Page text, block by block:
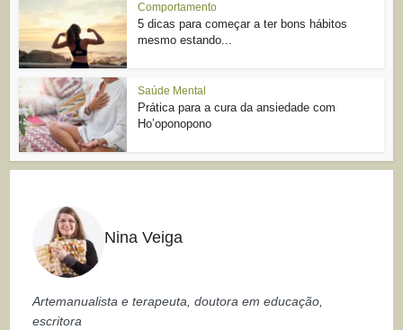
Comportamento
5 dicas para começar a ter bons hábitos
mesmo estando...
Saúde Mental
Prática para a cura da ansiedade com
Ho’oponopono
Nina Veiga
Artemanualista e terapeuta, doutora em educação,
escritora